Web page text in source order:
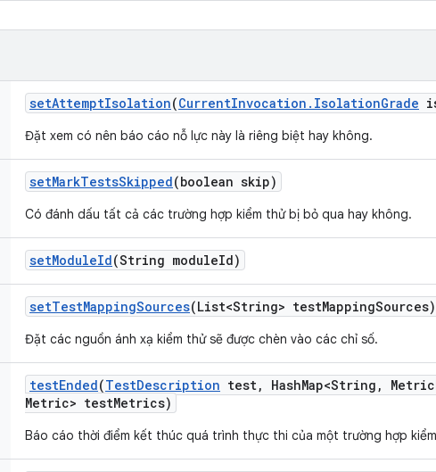
setAttemptIsolation(CurrentInvocation . IsolationGrade
Đặt xem có nên báo cáo nỗ lực này là riêng biệt hay không.
setMarkTestsSkipped(boolean skip)
Có đánh dấu tất cả các trường hợp kiểm thử bị bỏ qua hay không.
setModuleId(String moduleId)
setTestMappingSources(List<String> testMappingSources)
Đặt các nguồn ánh xạ kiểm thử sẽ được chèn vào các chỉ số.
testEnded(TestDescription test, HashMap<String , Metric
Metric> testMetrics)
Báo cáo thời điểm kết thúc quá trình thực thi của một trường hợp